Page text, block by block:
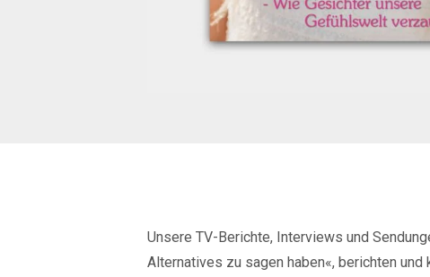
Unsere TV-Berichte, Interviews und
Alternatives zu sagen haben«, berichten